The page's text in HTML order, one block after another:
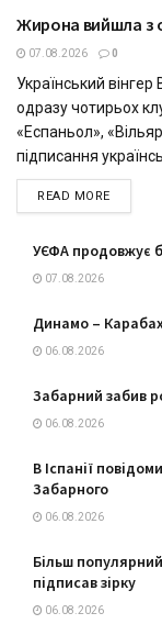
СПОРТ
Жирона вийшла з
07.08.2026 0
Український вінгер
одразу чотирьох
«Еспаньол»,
підписання
READ MOREDETAILS
УЄФА продовжує
07.08.2026
Динамо –
06.08.2026
Забарний забив
06.08.2026
В Іспанії
Забарного
06.08.2026
Більш
підписав зірку
06.08.2026